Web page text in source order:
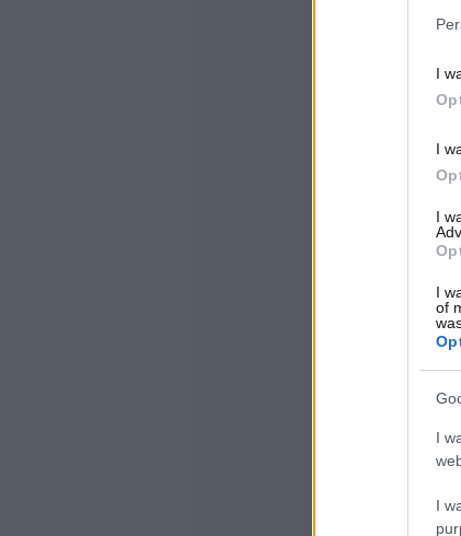
I
I
I
I
of
I
I